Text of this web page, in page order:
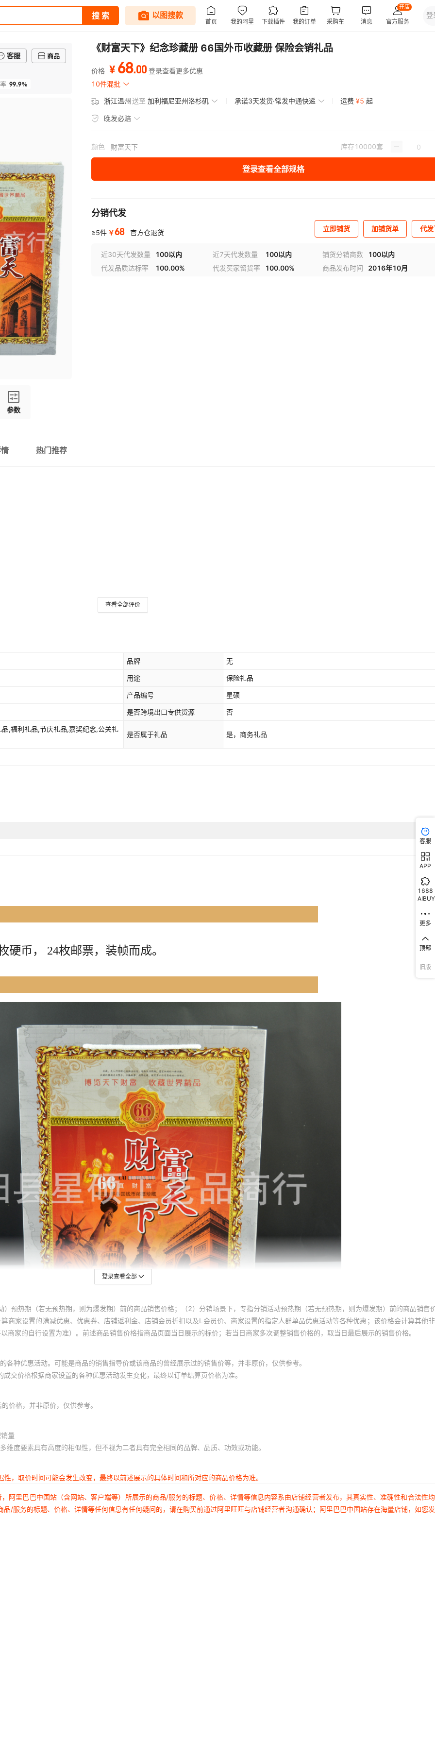
客服 商品
99.9%
参数
《财富天下》纪念珍藏册 66国外币收藏册 保险会销礼品
价格 ¥ 68.00 登录查看更多优惠
10件混批
浙江温州送至 加利福尼亚州洛杉矶 承诺3天发货·常发中通快递 运费 ¥5 起
晚发必赔
颜色 财富天下 库存10000套
登录查看全部规格
分销代发
≥5件 ￥68 官方仓退货 立即铺货 加铺货单 代
近30天代发数量 100以内 近7天代发数量 100以内 铺货分销商数
100以内
代发品质达标率
100.00% 代发买家留货率 100.00% 商品发布时间 2016年10月
热门推荐
查看全部评价
品牌 无
用途 保险礼品
产品编号 星硕
是否跨境出口专供货源 否
,福利礼品,节庆礼品,嘉奖纪念,公关礼
是否属于礼品 是，商务礼品
登录查看全部
预热期（若无预热期，则为爆发期）前的商品销售价格；（2）分销场景下，专指分销活动预热期（若无预热期，则为爆发期）前的商品销售
商家设置的满减优惠、优惠券、店铺返利金、店铺会员折扣以及L会员价、商家设置的指定人群单品优惠活动等各种优惠；该价格会计算其他
家的自行设置为准）。前述商品销售价格指商品页面当日展示的标价；若当日商家多次调整销售价格的，取当日最后展示的销售价格。
种优惠活动。可能是商品的销售指导价或该商品的曾经展示过的销售价等，并非原价，仅供参考。
交价格根据商家设置的各种优惠活动发生变化，最终以订单结算页价格为准。
价格，并非原价，仅供参考。
量
度要素具有高度的相似性，但不视为二者具有完全相同的品牌、品质、功效或功能。
，取价时间可能会发生改变，最终以前述展示的具体时间和所对应的商品价格为准。
阿里巴巴中国站（含网站、客户端等）所展示的商品/服务的标题、价格、详情等信息内容系由店铺经营者发布，其真实性、准确性和合法性
/服务的标题、价格、详情等任何信息有任何疑问的，请在购买前通过阿里旺旺与店铺经营者沟通确认；阿里巴巴中国站存在海量店铺，如您
客服
APP
1688
AIBUY
更多
顶部
旧版